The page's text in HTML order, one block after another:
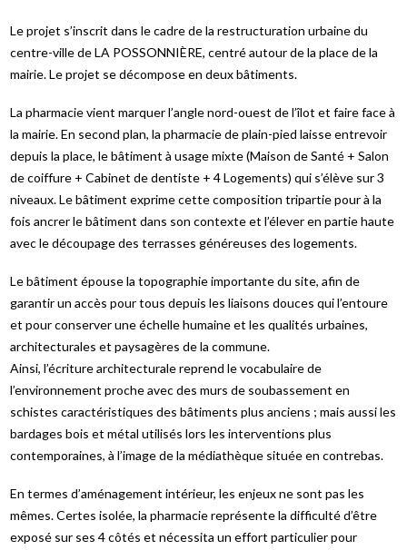
Le projet s’inscrit dans le cadre de la restructuration urbaine du
centre-ville de LA POSSONNIÈRE, centré autour de la place de la
mairie. Le projet se décompose en deux bâtiments.
La pharmacie vient marquer l’angle nord-ouest de l’îlot et faire face à
la mairie. En second plan, la pharmacie de plain-pied laisse entrevoir
depuis la place, le bâtiment à usage mixte (Maison de Santé + Salon
de coiffure + Cabinet de dentiste + 4 Logements) qui s’élève sur 3
niveaux. Le bâtiment exprime cette composition tripartie pour à la
fois ancrer le bâtiment dans son contexte et l’élever en partie haute
avec le découpage des terrasses généreuses des logements.
Le bâtiment épouse la topographie importante du site, afin de
garantir un accès pour tous depuis les liaisons douces qui l’entoure
et pour conserver une échelle humaine et les qualités urbaines,
architecturales et paysagères de la commune.
Ainsi, l’écriture architecturale reprend le vocabulaire de
l’environnement proche avec des murs de soubassement en
schistes caractéristiques des bâtiments plus anciens ; mais aussi les
bardages bois et métal utilisés lors les interventions plus
contemporaines, à l’image de la médiathèque située en contrebas.
En termes d’aménagement intérieur, les enjeux ne sont pas les
mêmes. Certes isolée, la pharmacie représente la difficulté d’être
exposé sur ses 4 côtés et nécessita un effort particulier pour